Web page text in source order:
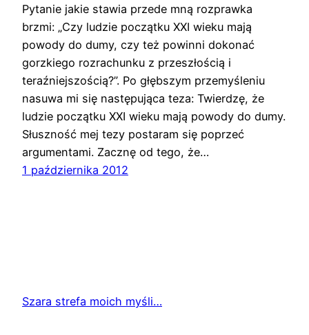
Pytanie jakie stawia przede mną rozprawka
brzmi: „Czy ludzie początku XXI wieku mają
powody do dumy, czy też powinni dokonać
gorzkiego rozrachunku z przeszłością i
teraźniejszością?”. Po głębszym przemyśleniu
nasuwa mi się następująca teza: Twierdzę, że
ludzie początku XXI wieku mają powody do dumy.
Słuszność mej tezy postaram się poprzeć
argumentami. Zacznę od tego, że…
1 października 2012
Szara strefa moich myśli…